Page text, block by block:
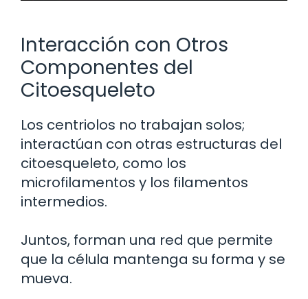
Interacción con Otros
Componentes del
Citoesqueleto
Los centriolos no trabajan solos;
interactúan con otras estructuras del
citoesqueleto, como los
microfilamentos y los filamentos
intermedios.
Juntos, forman una red que permite
que la célula mantenga su forma y se
mueva.